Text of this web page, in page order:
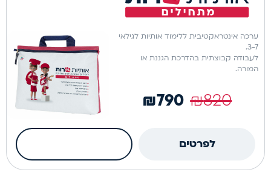
ערכה אינטראקטיבית ללימוד אותיות לגילאי
3-7.
לעבודה קבוצתית בהדרכת הגננת או
המורה.
₪820
₪790
לפרטים
כמות
של
אותיות